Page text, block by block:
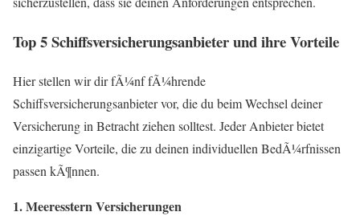
Top 5 Schiffsversicherungsanbieter und ihre Vorteile
Hier stellen wir dir fÃ¼nf fÃ¼hrende
Schiffsversicherungsanbieter vor, die du beim Wechsel deiner
Versicherung in Betracht ziehen solltest. Jeder Anbieter bietet
einzigartige Vorteile, die zu deinen individuellen BedÃ¼rfnissen
passen kÃ¶nnen.
1. Meeresstern Versicherungen